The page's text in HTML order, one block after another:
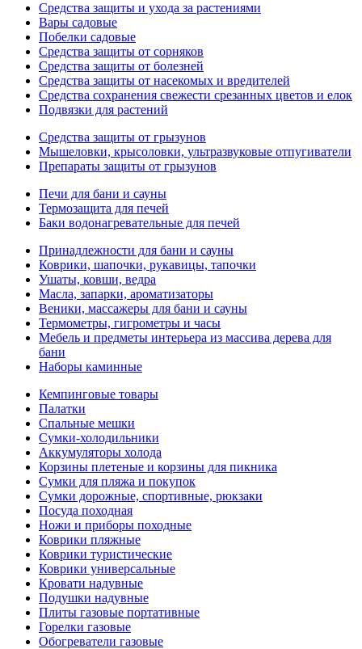
Средства защиты и ухода за растениями
Вары садовые
Побелки садовые
Средства защиты от сорняков
Средства защиты от болезней
Средства защиты от насекомых и вредителей
Средства сохранения свежести срезанных цветов и елок
Подвязки для растений
Средства защиты от грызунов
Мышеловки, крысоловки, ультразвуковые отпугиватели
Препараты защиты от грызунов
Печи для бани и сауны
Термозащита для печей
Баки водонагревательные для печей
Принадлежности для бани и сауны
Коврики, шапочки, рукавицы, тапочки
Ушаты, ковши, ведра
Масла, запарки, ароматизаторы
Веники, массажеры для бани и сауны
Термометры, гигрометры и часы
Мебель и предметы интерьера из массива дерева для
бани
Наборы каминные
Кемпинговые товары
Палатки
Спальные мешки
Сумки-холодильники
Аккумуляторы холода
Корзины плетеные и корзины для пикника
Сумки для пляжа и покупок
Сумки дорожные, спортивные, рюкзаки
Посуда походная
Ножи и приборы походные
Коврики пляжные
Коврики туристические
Коврики универсальные
Кровати надувные
Подушки надувные
Плиты газовые портативные
Горелки газовые
Обогреватели газовые